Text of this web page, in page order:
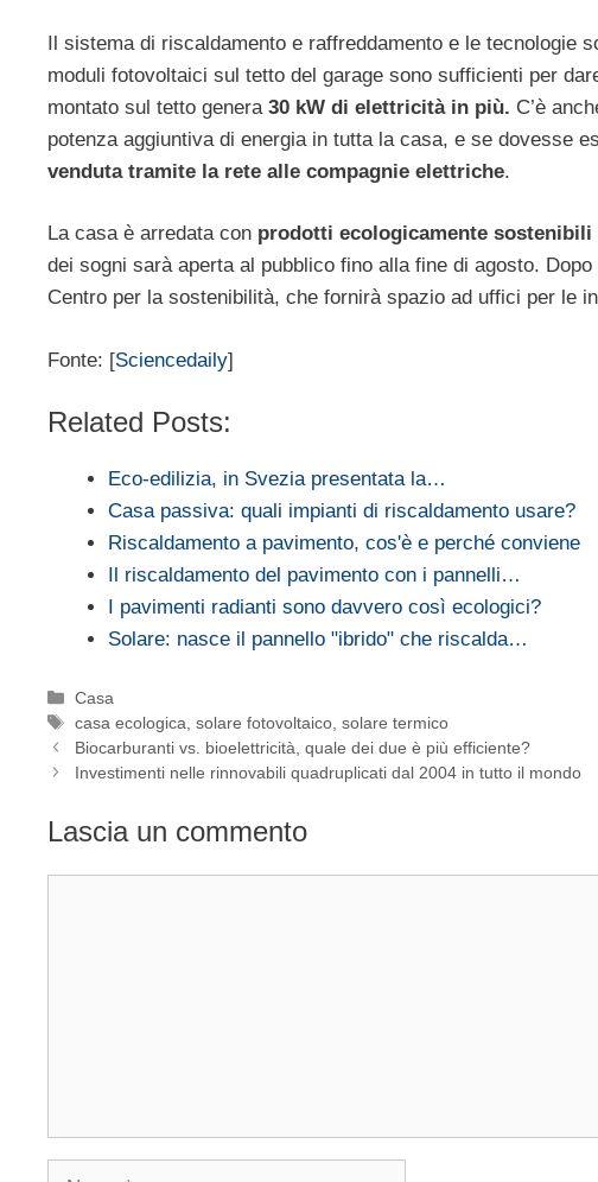
Il sistema di riscaldamento e raffreddamento e le tecnologie
moduli fotovoltaici sul tetto del garage sono sufficienti per
montato sul tetto genera 30 kW di elettricità in più. C’è
potenza aggiuntiva di energia in tutta la casa, e se dovesse
venduta tramite la rete alle compagnie elettriche.
La casa è arredata con prodotti ecologicamente sostenibili
dei sogni sarà aperta al pubblico fino alla fine di agosto.
Centro per la sostenibilità, che fornirà spazio ad uffici per le
Fonte: [Sciencedaily]
Related Posts:
Eco-edilizia, in Svezia presentata la…
Casa passiva: quali impianti di riscaldamento usare?
Riscaldamento a pavimento, cos'è e perché conviene
Il riscaldamento del pavimento con i pannelli…
I pavimenti radianti sono davvero così ecologici?
Solare: nasce il pannello "ibrido" che riscalda…
Categorie
Casa
Tag
casa ecologica ,solare fotovoltaico ,solare termico
Biocarburanti vs. bioelettricità, quale dei due è più efficiente?
Investimenti nelle rinnovabili quadruplicati dal 2004 in tutto il mondo
Lascia un commento
Nome